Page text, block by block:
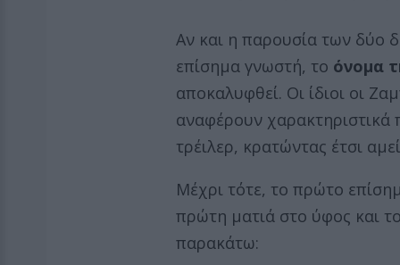
Αν και η παρουσία των δύο
επίσημα γνωστή, το όνομα
αποκαλυφθεί. Οι ίδιοι οι
αναφέρουν χαρακτηριστικά
τρέιλερ, κρατώντας έτσι
Μέχρι τότε, το πρώτο
πρώτη ματιά στο ύφος και
παρακάτω: